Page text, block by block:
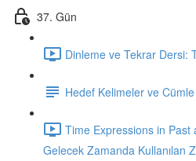
37. Gün
Dinleme ve Tekrar Dersi:
Hedef Kelimeler ve
Time Expressions in
Gelecek Zamanda Kullanılan